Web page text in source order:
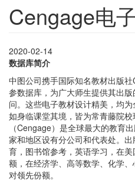
Cengage电
2020-02-14
数据库简介
中图公司携手国际知名教材出版
参数据库，为广大师生提供其出
问。这些电子教材设计精美，均
如身临课堂其境，皆为常青藤院
（Cengage）是全球最大的教育
家和地区设有分公司和代表处。
育，图书馆参考，英语学习，在
额，在经济学、高等数学、化学
对领先份额。